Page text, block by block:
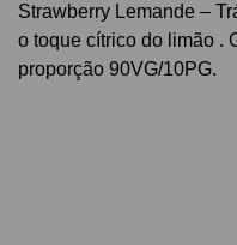
Strawberry Lemande –
o toque cítrico do limão .
proporção 90VG/10PG.